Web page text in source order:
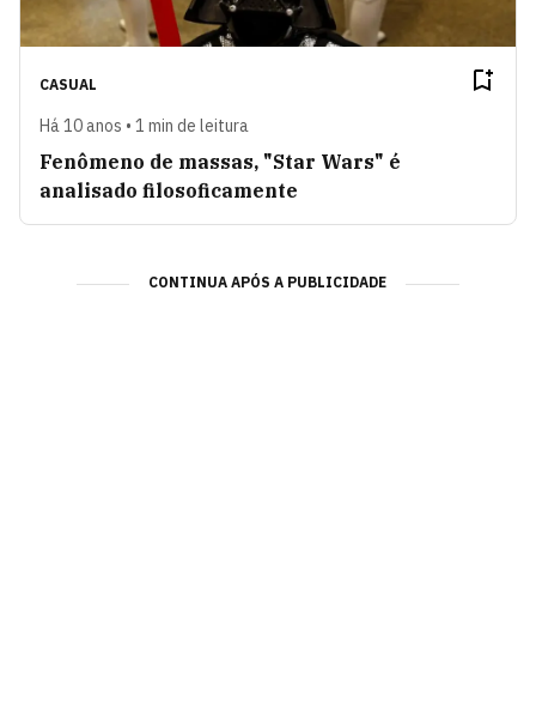
CASUAL
Há 10 anos • 1 min de leitura
Fenômeno de massas, "Star Wars" é
analisado filosoficamente
CONTINUA APÓS A PUBLICIDADE